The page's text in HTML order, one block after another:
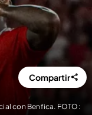
con Benfica. FOTO:
Compartir